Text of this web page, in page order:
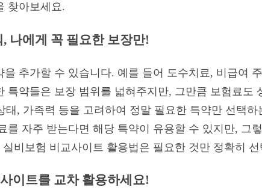
찾아보세요.
나에게 꼭 필요한 보장만!
추가할 수 있습니다. 예를 들어 도수치료, 비급여
특약들은 보장 범위를 넓혀주지만, 그만큼 보험료도
, 가족력 등을 고려하여 정말 필요한 특약만 선택하
를 자주 받는다면 해당 특약이 유용할 수 있지만, 그
비보험 비교사이트 활용법은 필요한 것만 정확히
이트를 교차 활용하세요!